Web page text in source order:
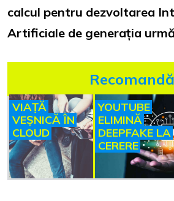
calcul pentru dezvoltarea
Artificiale de generația
VIAȚĂ
VEȘNICĂ ÎN
CLOUD
YOUTUBE
ELIMINĂ
DEEPFAKE LA
CERERE